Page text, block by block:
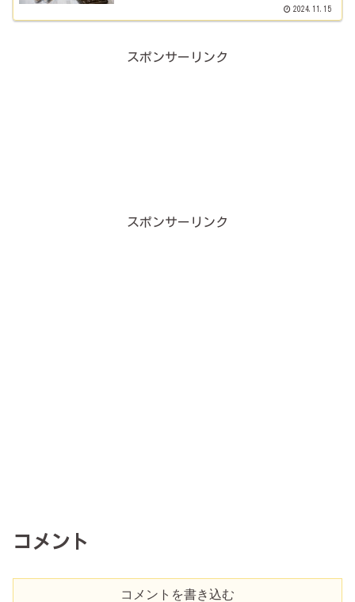
2024.11.15
スポンサーリンク
スポンサーリンク
コメント
コメントを書き込む